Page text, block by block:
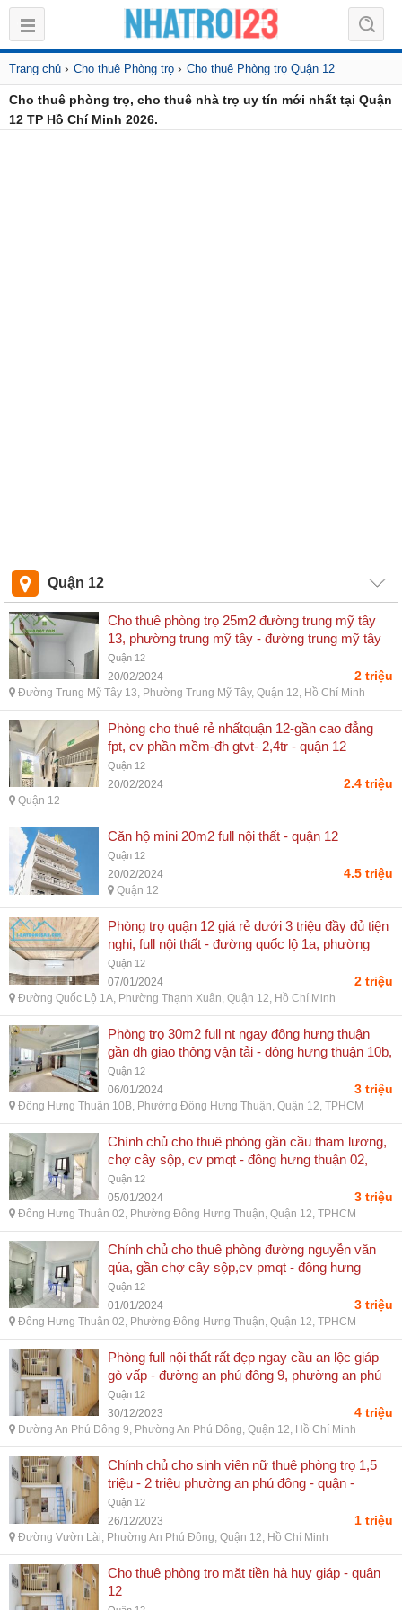
Trang chủ › Cho thuê Phòng trọ › Cho thuê Phòng trọ Quận 12
Cho thuê phòng trọ, cho thuê nhà trọ uy tín mới nhất tại Quận
12 TP Hồ Chí Minh 2026.
Quận 12
Cho thuê phòng trọ 25m2 đường trung mỹ tây
13, phường trung mỹ tây - đường trung mỹ tây
13, phường trung mỹ tây, quận 12, hồ chí minh
Quận 12
20/02/2024 2 triệu
Đường Trung Mỹ Tây 13, Phường Trung Mỹ Tây, Quận 12, Hồ Chí Minh
Phòng cho thuê rẻ nhấtquận 12-gần cao đẳng
fpt, cv phần mềm-đh gtvt- 2,4tr - quận 12
Quận 12
20/02/2024 2.4 triệu
Quận 12
Căn hộ mini 20m2 full nội thất - quận 12
Quận 12
20/02/2024 4.5 triệu
Quận 12
Phòng trọ quận 12 giá rẻ dưới 3 triệu đầy đủ tiện
nghi, full nội thất - đường quốc lộ 1a, phường
thạnh xuân, quận 12, hồ chí minh
Quận 12
07/01/2024 2 triệu
Đường Quốc Lộ 1A, Phường Thạnh Xuân, Quận 12, Hồ Chí Minh
Phòng trọ 30m2 full nt ngay đông hưng thuận
gần đh giao thông vận tải - đông hưng thuận 10b,
phường đông hưng thuận, quận 12, tphcm
Quận 12
06/01/2024 3 triệu
Đông Hưng Thuận 10B, Phường Đông Hưng Thuận, Quận 12, TPHCM
Chính chủ cho thuê phòng gần cầu tham lương,
chợ cây sộp, cv pmqt - đông hưng thuận 02,
phường đông hưng thuận, quận 12, tphcm
Quận 12
05/01/2024 3 triệu
Đông Hưng Thuận 02, Phường Đông Hưng Thuận, Quận 12, TPHCM
Chính chủ cho thuê phòng đường nguyễn văn
qúa, gần chợ cây sộp,cv pmqt - đông hưng
thuận 02, phường đông hưng thuận, quận 12,
tphcm
Quận 12
01/01/2024 3 triệu
Đông Hưng Thuận 02, Phường Đông Hưng Thuận, Quận 12, TPHCM
Phòng full nội thất rất đẹp ngay cầu an lộc giáp
gò vấp - đường an phú đông 9, phường an phú
đông, quận 12, hồ chí minh
Quận 12
30/12/2023 4 triệu
Đường An Phú Đông 9, Phường An Phú Đông, Quận 12, Hồ Chí Minh
Chính chủ cho sinh viên nữ thuê phòng trọ 1,5
triệu - 2 triệu phường an phú đông - quận -
đường vườn lài, phường an phú đông, quận 12,
hồ chí minh
Quận 12
26/12/2023 1 triệu
Đường Vườn Lài, Phường An Phú Đông, Quận 12, Hồ Chí Minh
Cho thuê phòng trọ mặt tiền hà huy giáp - quận
12